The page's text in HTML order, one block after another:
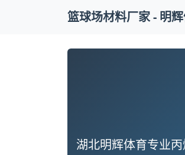
篮球场材料厂家 - 明
湖北明辉体育专业